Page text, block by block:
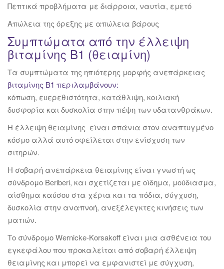
Πεπτικά προβλήματα με διάρροια, ναυτία, εμετό
Απώλεια της όρεξης με απώλεια βάρους
Συμπτώματα από την έλλειψη
βιταμίνης Β1 (θειαμίνη)
Τα συμπτώματα της ηπιότερης μορφής ανεπάρκειας
βιταμίνης Β1 περιλαμβάνουν:
κόπωση, ευερεθιστότητα, κατάθλιψη, κοιλιακή
δυσφορία και δυσκολία στην πέψη των υδατανθράκων.
Η έλλειψη θειαμίνης είναι σπάνια στον αναπτυγμένο
κόσμο αλλά αυτό οφείλεται στην ενίσχυση των
σιτηρών.
Η σοβαρή ανεπάρκεια θειαμίνης είναι γνωστή ως
σύνδρομο Beriberi, και σχετίζεται με οίδημα, μούδιασμα,
αίσθημα καύσου στα χέρια και τα πόδια, σύγχυση,
δυσκολία στην αναπνοή, ανεξέλεγκτες κινήσεις των
ματιών.
Το σύνδρομο Wernicke-Korsakoff είναι μια ασθένεια του
εγκεφάλου που προκαλείται από σοβαρή έλλειψη
θειαμίνης και μπορεί να εμφανιστεί με σύγχυση,